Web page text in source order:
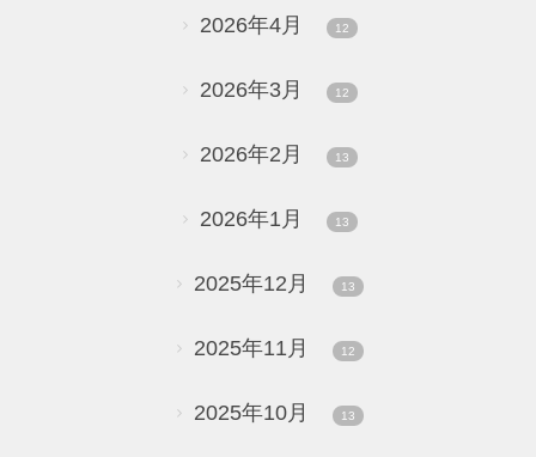
2026年4月 12
2026年3月 12
2026年2月 13
2026年1月 13
2025年12月 13
2025年11月 12
2025年10月 13